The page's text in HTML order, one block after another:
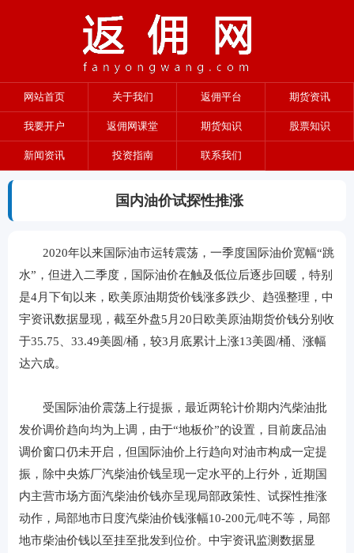
网站首页 关于我们 返佣平台 期货资讯
我要开户 返佣网课堂 期货知识 股票知识
新闻资讯 投资指南 联系我们
国内油价试探性推涨
2020年以来国际油市运转震荡，一季度国际油价宽幅“跳
水”，但进入二季度，国际油价在触及低位后逐步回暖，特别
是4月下旬以来，欧美原油期货价钱涨多跌少、趋强整理，中
宇资讯数据显现，截至外盘5月20日欧美原油期货价钱分别收
于35.75、33.49美圆/桶，较3月底累计上涨13美圆/桶、涨幅
达六成。
受国际油价震荡上行提振，最近两轮计价期内汽柴油批
发价调价趋向均为上调，由于“地板价”的设置，目前废品油
调价窗口仍未开启，但国际油价上行趋向对油市构成一定提
振，除中央炼厂汽柴油价钱呈现一定水平的上行外，近期国
内主营市场方面汽柴油价钱亦呈现局部政策性、试探性推涨
动作，局部地市日度汽柴油价钱涨幅10-200元/吨不等，局部
地市柴油价钱以至挂至批发到位价。中宇资讯监测数据显